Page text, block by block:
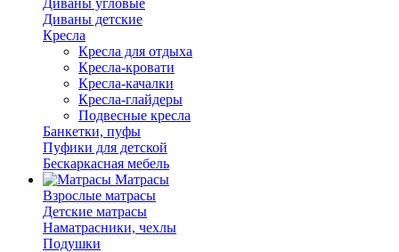
Диваны угловые
Диваны детские
Кресла
Кресла для отдыха
Кресла-кровати
Кресла-качалки
Кресла-глайдеры
Подвесные кресла
Банкетки, пуфы
Пуфики для детской
Бескаркасная мебель
Матрасы
Взрослые матрасы
Детские матрасы
Наматрасники, чехлы
Подушки